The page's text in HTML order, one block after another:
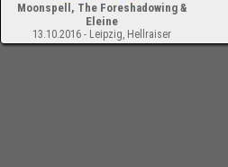
Moonspell, The Foreshadowing &
Eleine
13.10.2016 - Leipzig, Hellraiser